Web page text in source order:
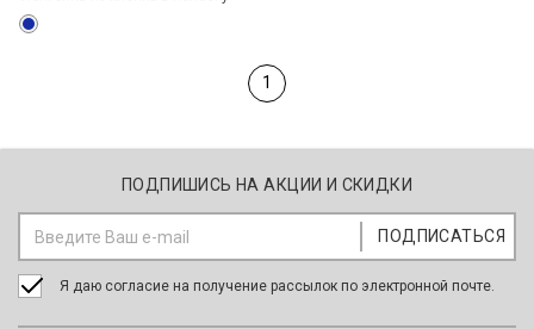
1
ПОДПИШИСЬ НА АКЦИИ И СКИДКИ
Я даю согласие на получение рассылок по электронной почте.